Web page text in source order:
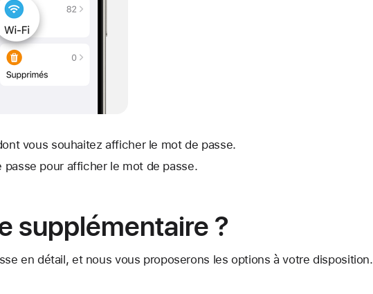
vous souhaitez afficher le mot de passe.
pour afficher le mot de passe.
supplémentaire ?
en détail, et nous vous proposerons les options à votre disposition.